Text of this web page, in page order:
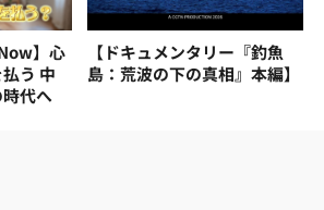
】心
う 中
代へ
【ドキュメンタリー『釣魚
島：荒波の下の真相』本編】